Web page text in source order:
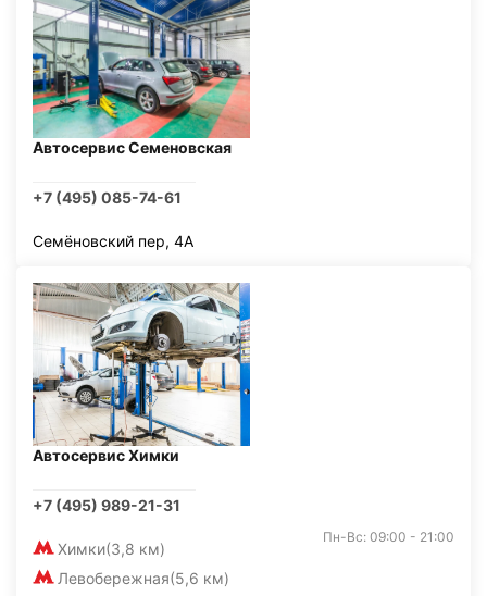
Автосервис Семеновская
+7 (495) 085-74-61
Семёновский пер, 4А
Автосервис Химки
+7 (495) 989-21-31
Химки(3,8 км)
Левобережная(5,6 км)
Пн-Вс: 09:00 - 21:00